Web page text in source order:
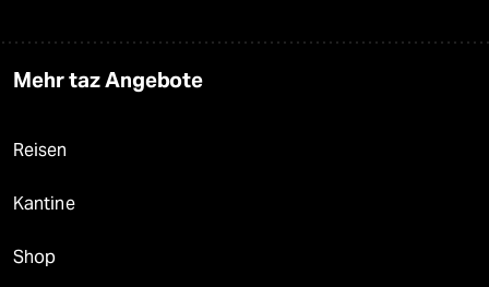
Mehr taz Angebote
Reisen
Kantine
Shop